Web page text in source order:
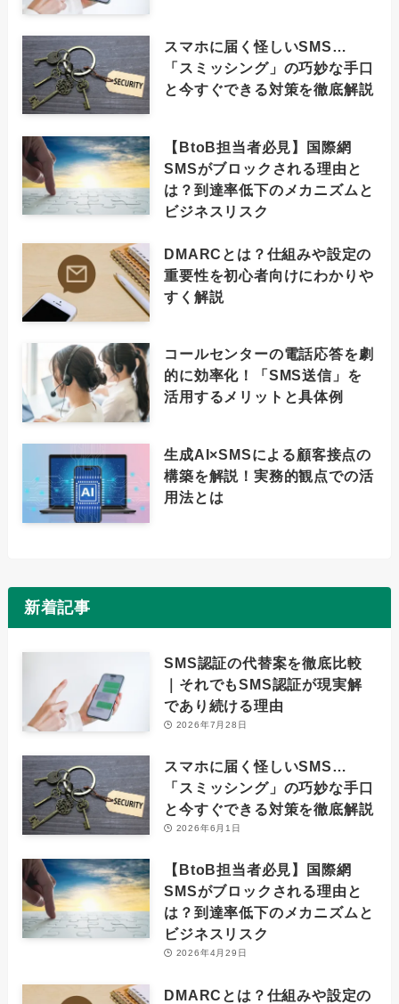
スマホに届く怪しいSMS…
「スミッシング」の巧妙な手口
と今すぐできる対策を徹底解説
【BtoB担当者必見】国際網
SMSがブロックされる理由と
は？到達率低下のメカニズムと
ビジネスリスク
DMARCとは？仕組みや設定の
重要性を初心者向けにわかりや
すく解説
コールセンターの電話応答を劇
的に効率化！「SMS送信」を
活用するメリットと具体例
生成AI×SMSによる顧客接点の
構築を解説！実務的観点での活
用法とは
新着記事
SMS認証の代替案を徹底比較
｜それでもSMS認証が現実解
であり続ける理由
2026年7月28日
スマホに届く怪しいSMS…
「スミッシング」の巧妙な手口
と今すぐできる対策を徹底解説
2026年6月1日
【BtoB担当者必見】国際網
SMSがブロックされる理由と
は？到達率低下のメカニズムと
ビジネスリスク
2026年4月29日
DMARCとは？仕組みや設定の